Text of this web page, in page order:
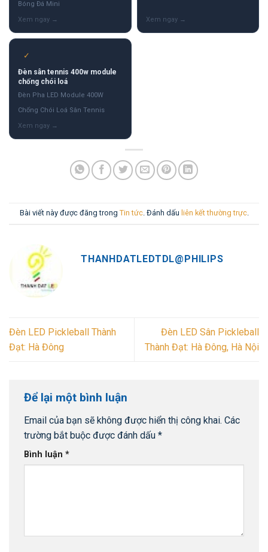
Bóng Đá Mini
✓
Đèn sân tennis 400w module
chống chói loá
Đèn Pha LED Module 400W
Chống Chói Loá Sân Tennis
Bài viết này được đăng trong Tin tức. Đánh dấu liên kết thường trực.
THANHDATLEDTDL@PHILIPS
Đèn LED Pickleball Thành
Đạt: Hà Đông
Đèn LED Sân Pickleball
Thành Đạt: Hà Đông, Hà Nội
Để lại một bình luận
Email của bạn sẽ không được hiển thị công khai. Các
trường bắt buộc được đánh dấu *
Bình luận *